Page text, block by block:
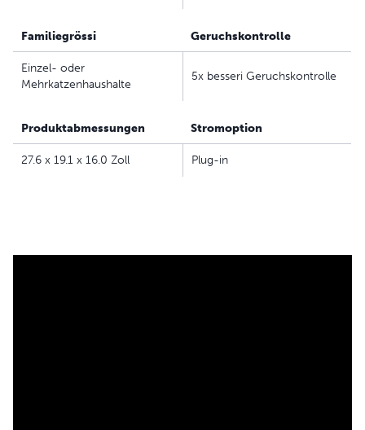
Familiegrössi Geruchskontrolle
Einzel- oder
Mehrkatzenhaushalte
5x besseri Geruchskontrolle
Produktabmessungen Stromoption
27.6 x 19.1 x 16.0 Zoll Plug-in